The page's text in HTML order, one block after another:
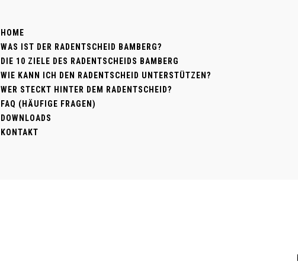
HOME
WAS IST DER RADENTSCHEID BAMBERG?
DIE 10 ZIELE DES RADENTSCHEIDS BAMBERG
WIE KANN ICH DEN RADENTSCHEID UNTERSTÜTZEN?
WER STECKT HINTER DEM RADENTSCHEID?
FAQ (HÄUFIGE FRAGEN)
DOWNLOADS
KONTAKT